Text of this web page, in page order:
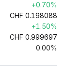
+0.70%
CHF 0.198088
+1.50%
CHF 0.999697
0.00%